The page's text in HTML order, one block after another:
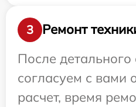
3
Ремонт
После
согласуем с вами
расчет, время